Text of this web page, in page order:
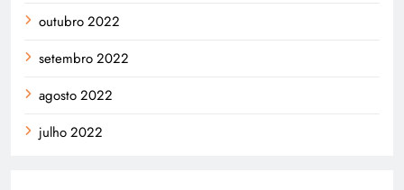
outubro 2022
setembro 2022
agosto 2022
julho 2022